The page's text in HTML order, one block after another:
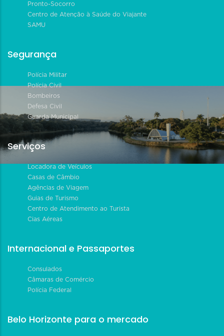
Pronto-Socorro
Centro de Atenção à Saúde do Viajante
SAMU
Segurança
Polícia Militar
Polícia Civil
Bombeiros
Defesa Civil
Guarda Municipal
Serviços
Locadora de Veículos
Casas de Câmbio
Agências de Viagem
Guias de Turismo
Centro de Atendimento ao Turista
Cias Aéreas
Internacional e Passaportes
Consulados
Câmaras de Comércio
Polícia Federal
Belo Horizonte para o mercado